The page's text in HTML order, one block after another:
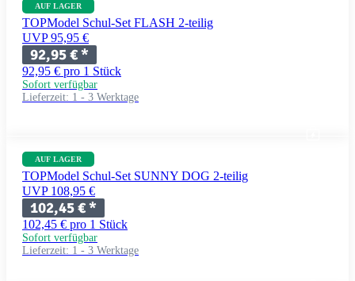
AUF LAGER
TOPModel Schul-Set FLASH 2-teilig
UVP 95,95 €
92,95 €*
92,95 € pro 1 Stück
Sofort verfügbar
Lieferzeit: 1 - 3 Werktage
AUF LAGER
TOPModel Schul-Set SUNNY DOG 2-teilig
UVP 108,95 €
102,45 €*
102,45 € pro 1 Stück
Sofort verfügbar
Lieferzeit: 1 - 3 Werktage